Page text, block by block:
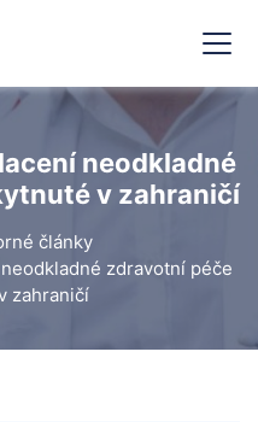
neodkladné
v zahraničí
články
zdravotní péče
zahraničí